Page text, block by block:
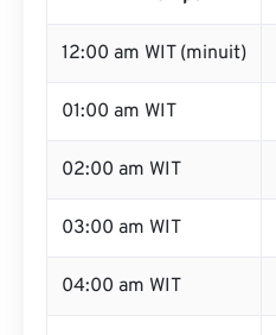
12:00 am WIT (minuit)
01:00 am WIT
02:00 am WIT
03:00 am WIT
04:00 am WIT